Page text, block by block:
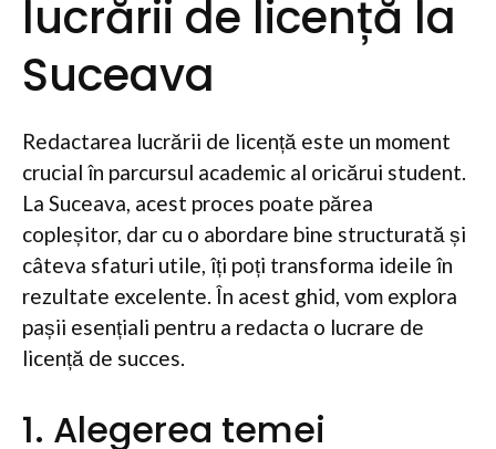
lucrării de licență la
Suceava
Redactarea lucrării de licență este un moment
crucial în parcursul academic al oricărui student.
La Suceava, acest proces poate părea
copleșitor, dar cu o abordare bine structurată și
câteva sfaturi utile, îți poți transforma ideile în
rezultate excelente. În acest ghid, vom explora
pașii esențiali pentru a redacta o lucrare de
licență de succes.
1. Alegerea temei